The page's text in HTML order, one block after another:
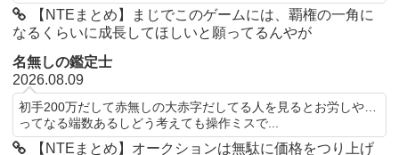
【NTEまとめ】まじでこのゲームには、覇権の一角に
なるくらいに成長してほしいと願ってるんやが
名無しの鑑定士
2026.08.09
初手200万だして赤無しの大赤字だしてる人を見るとお労しや…
ってなる端数あるしどう考えても操作ミスで...
【NTEまとめ】オークションは無駄に価格をつり上げ